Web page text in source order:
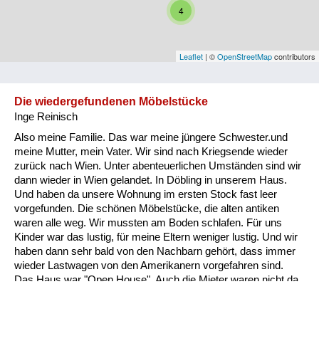
Vorarlberg
Besatzungsmächte
Frauen, Mütter, Kinder
Versorgung
Heimkehrer
Fluchtgeschichten
4
Leaflet | ©OpenStreetMapcontributors
Die wiedergefundenen Möbelstücke
Inge Reinisch
Also meine Familie. Das war meine jüngere Schwester.und
meine Mutter, mein Vater. Wir sind nach Kriegsende wieder
zurück nach Wien. Unter abenteuerlichen Umständen sind wir
dann wieder in Wien gelandet. In Döbling in unserem Haus.
Und haben da unsere Wohnung im ersten Stock fast leer
vorgefunden. Die schönen Möbelstücke, die alten antiken
waren alle weg. Wir mussten am Boden schlafen. Für uns
Kinder war das lustig, für meine Eltern weniger lustig. Und wir
haben dann sehr bald von den Nachbarn gehört, dass immer
wieder Lastwagen von den Amerikanern vorgefahren sind.
Das Haus war "Open House". Auch die Mieter waren nicht da,